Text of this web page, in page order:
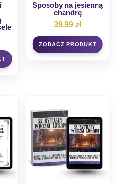
Sposoby na jesienną
chandrę
39,99zł